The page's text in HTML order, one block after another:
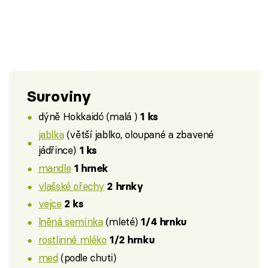
Suroviny
dýně Hokkaidó (malá ) 1 ks
jablka(větší jablko, oloupané a zbavené
jádřince) 1 ks
mandle 1 hrnek
vlašské ořechy 2 hrnky
vejce 2 ks
lněná semínka(mleté) 1/4 hrnku
rostlinné mléko 1/2 hrnku
med(podle chuti)